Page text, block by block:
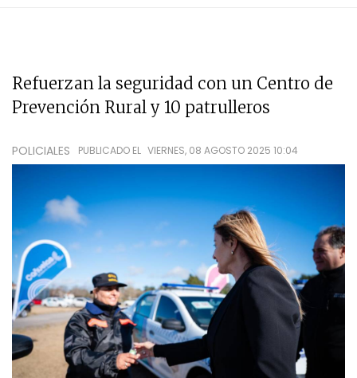
Refuerzan la seguridad con un Centro de
Prevención Rural y 10 patrulleros
POLICIALES PUBLICADO EL VIERNES, 08 AGOSTO 2025 10:04